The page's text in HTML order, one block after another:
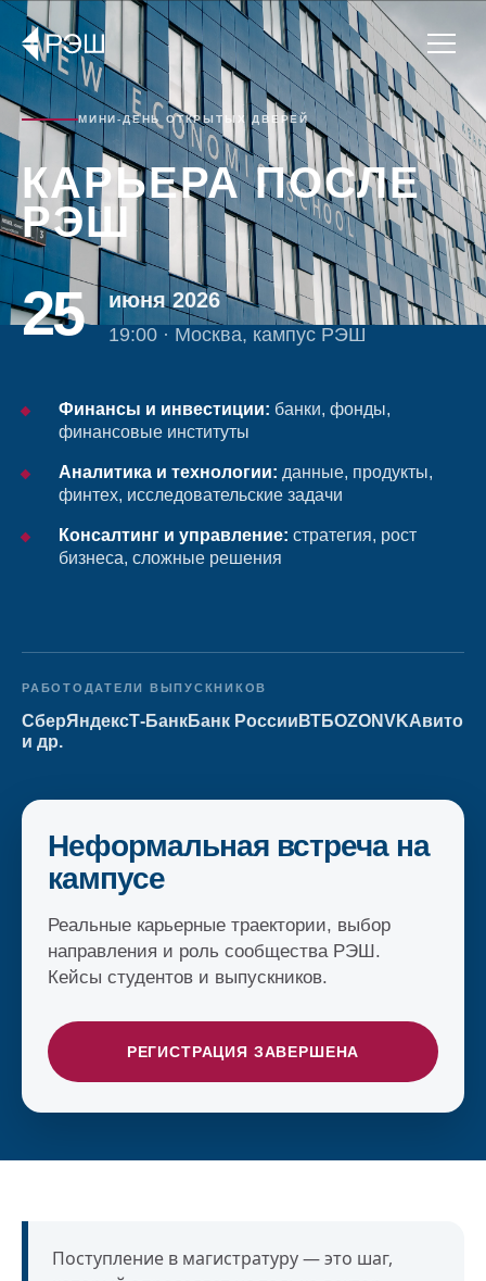
МИНИ-ДЕНЬ ОТКРЫТЫХ ДВЕРЕЙ
КАРЬЕРА ПОСЛЕ
РЭШ
25 июня 2026
19:00 · Москва, кампус РЭШ
Финансы и инвестиции: банки, фонды,
финансовые институты
Аналитика и технологии: данные, продукты,
финтех, исследовательские задачи
Консалтинг и управление: стратегия, рост
бизнеса, сложные решения
РАБОТОДАТЕЛИ ВЫПУСКНИКОВ
СберЯндексТ-БанкБанк России ВТБOZONVKАвито
и др.
Неформальная встреча на
кампусе
Реальные карьерные траектории, выбор
направления и роль сообщества РЭШ.
Кейсы студентов и выпускников.
РЕГИСТРАЦИЯ ЗАВЕРШЕНА
Поступление в магистратуру — это шаг,